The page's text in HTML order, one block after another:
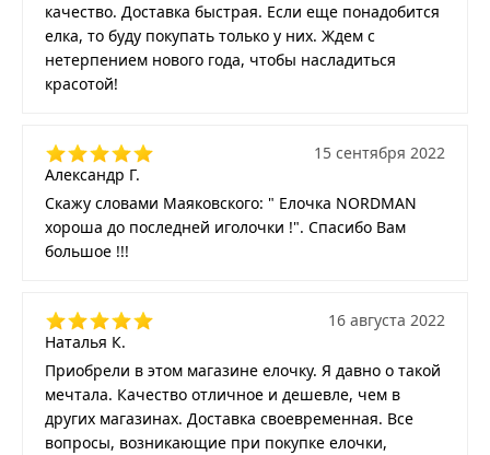
качество. Доставка быстрая. Если еще понадобится
елка, то буду покупать только у них. Ждем с
нетерпением нового года, чтобы насладиться
красотой!
Александр Г.
15 сентября 2022
Скажу словами Маяковского: " Елочка NORDMAN
хороша до последней иголочки !". Спасибо Вам
большое !!!
Наталья К.
16 августа 2022
Приобрели в этом магазине елочку. Я давно о такой
мечтала. Качество отличное и дешевле, чем в
других магазинах. Доставка своевременная. Все
вопросы, возникающие при покупке елочки,